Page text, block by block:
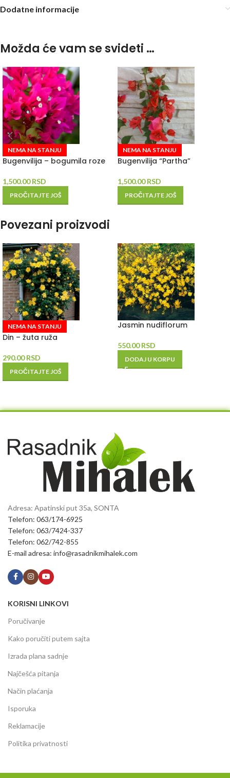
Dodatne informacije
Možda će vam se svideti …
NEMA NA STANJU
Bugenvilija – bogumila roze
1,500.00RSD
PROČITAJTE JOŠ
NEMA NA STANJU
Bugenvilija “Partha”
1,500.00RSD
PROČITAJTE JOŠ
Povezani proizvodi
NEMA NA STANJU
Din – žuta ruža
290.00RSD
PROČITAJTE JOŠ
Jasmin nudiflorum
550.00RSD
DODAJ U KORPU
Adresa: Apatinski put 35a, SONTA
Telefon: 063/174-6925
Telefon: 063/7424-337
Telefon: 062/742-855
E-mail adresa: info@rasadnikmihalek.com
KORISNI LINKOVI
Poručivanje
Kako poručiti putem sajta
Izrada plana sadnje
Najčešća pitanja
Način plaćanja
Isporuka
Reklamacije
Politika privatnosti